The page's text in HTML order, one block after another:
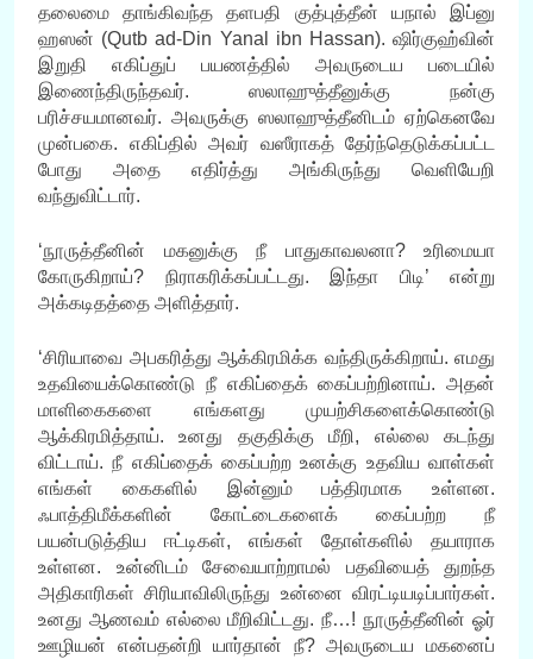
தலைமை தாங்கிவந்த தளபதி குத்புத்தீன் யநால் இப்னு
ஹஸன் (Qutb ad-Din Yanal ibn Hassan). ஷிர்குஹ்வின்
இறுதி எகிப்துப் பயணத்தில் அவருடைய படையில்
இணைந்திருந்தவர். ஸலாஹுத்தீனுக்கு நன்கு
பரிச்சயமானவர். அவருக்கு ஸலாஹுத்தீனிடம் ஏற்கெனவே
முன்பகை. எகிப்தில் அவர் வஸீராகத் தேர்ந்தெடுக்கப்பட்ட
போது அதை எதிர்த்து அங்கிருந்து வெளியேறி
வந்துவிட்டார்.
‘நூருத்தீனின் மகனுக்கு நீ பாதுகாவலனா? உரிமையா
கோருகிறாய்? நிராகரிக்கப்பட்டது. இந்தா பிடி’ என்று
அக்கடிதத்தை அளித்தார்.
‘சிரியாவை அபகரித்து ஆக்கிரமிக்க வந்திருக்கிறாய். எமது
உதவியைக்கொண்டு நீ எகிப்தைக் கைப்பற்றினாய். அதன்
மாளிகைகளை எங்களது முயற்சிகளைக்கொண்டு
ஆக்கிரமித்தாய். உனது தகுதிக்கு மீறி, எல்லை கடந்து
விட்டாய். நீ எகிப்தைக் கைப்பற்ற உனக்கு உதவிய வாள்கள்
எங்கள் கைகளில் இன்னும் பத்திரமாக உள்ளன.
ஃபாத்திமீக்களின் கோட்டைகளைக் கைப்பற்ற நீ
பயன்படுத்திய ஈட்டிகள், எங்கள் தோள்களில் தயாராக
உள்ளன. உன்னிடம் சேவையாற்றாமல் பதவியைத் துறந்த
அதிகாரிகள் சிரியாவிலிருந்து உன்னை விரட்டியடிப்பார்கள்.
உனது ஆணவம் எல்லை மீறிவிட்டது. நீ…! நூருத்தீனின் ஓர்
ஊழியன் என்பதன்றி யார்தான் நீ? அவருடைய மகனைப்